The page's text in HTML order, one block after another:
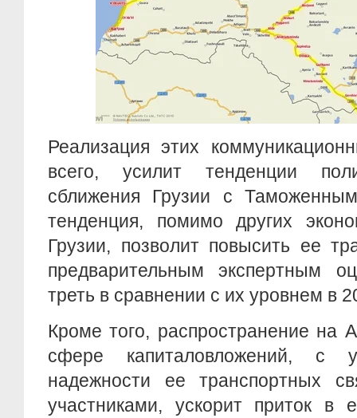
Реализация этих
всего, усилит тенденции
сближения Грузии с
тенденция, помимо других
Грузии, позволит повысить ее
предварительным экспертным
треть в сравнении с их уровнем в
Кроме того, распространение
сфере капиталовложений, с
надежности ее транспортных
участниками, ускорит приток в